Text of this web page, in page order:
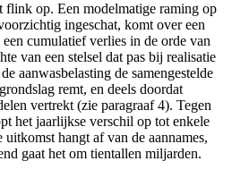
flink op. Een modelmatige raming op
ingeschat, komt over een
cumulatief verlies in de orde van
van een stelsel dat pas bij realisatie
aanwasbelasting de samengestelde
remt, en deels doordat
vertrekt (zie paragraaf 4). Tegen
het jaarlijkse verschil op tot enkele
uitkomst hangt af van de aannames,
gaat het om tientallen miljarden.